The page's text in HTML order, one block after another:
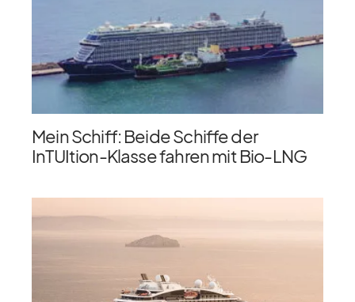
Mein Schiff: Beide Schiffe der
InTUItion-Klasse fahren mit Bio-LNG